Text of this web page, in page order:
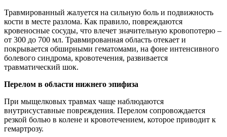
Травмированный жалуется на сильную боль и подвижность
кости в месте разлома. Как правило, повреждаются
кровеносные сосуды, что влечет значительную кровопотерю –
от 300 до 700 мл. Травмированная область отекает и
покрывается обширными гематомами, на фоне интенсивного
болевого синдрома, кровотечения, развивается
травматический шок.
Перелом в области нижнего эпифиза
При мыщелковых травмах чаще наблюдаются
внутрисуставные повреждения. Перелом сопровождается
резкой болью в колене и кровотечением, которое приводит к
гемартрозу.